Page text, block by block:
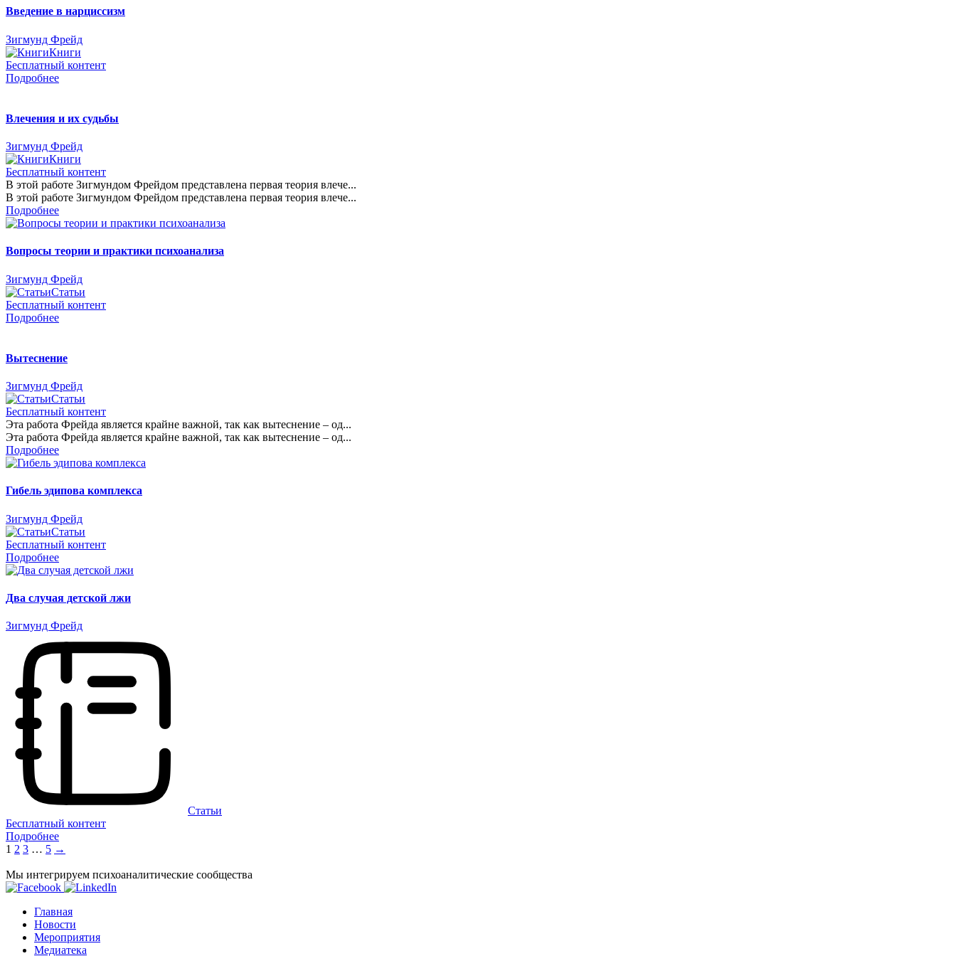
Введение в нарциссизм
Зигмунд Фрейд
Книги
Бесплатный контент
Подробнее
Влечения и их судьбы
Зигмунд Фрейд
Книги
Бесплатный контент
В этой работе Зигмундом Фрейдом представлена первая теория влече...
В этой работе Зигмундом Фрейдом представлена первая теория влече...
Подробнее
Вопросы теории и практики психоанализа
Зигмунд Фрейд
Статьи
Бесплатный контент
Подробнее
Вытеснение
Зигмунд Фрейд
Статьи
Бесплатный контент
Эта работа Фрейда является крайне важной, так как вытеснение – од...
Эта работа Фрейда является крайне важной, так как вытеснение – од...
Подробнее
Гибель эдипова комплекса
Зигмунд Фрейд
Статьи
Бесплатный контент
Подробнее
Два случая детской лжи
Зигмунд Фрейд
Статьи
Бесплатный контент
Подробнее
Пагинация
записей
1 2 3 … 5 →
Мы интегрируем психоаналитические сообщества
Главная
Новости
Мероприятия
Медиатека